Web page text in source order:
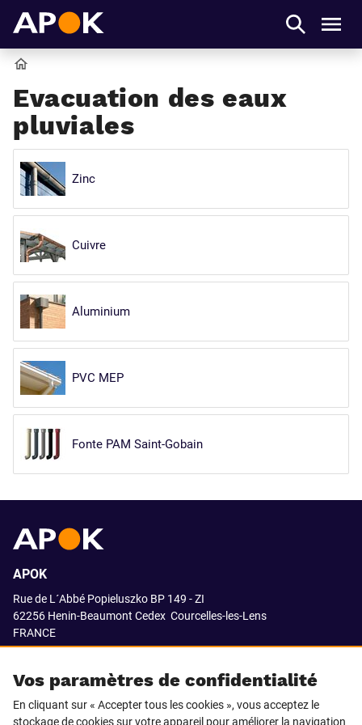
Evacuation des eaux
pluviales
Zinc
Cuivre
Aluminium
PVC MEP
Fonte PAM Saint-Gobain
Vos paramètres de confidentialité
En cliquant sur « Accepter tous les cookies », vous acceptez le
stockage de cookies sur votre appareil pour améliorer la navigation
APOK
Rue de L´Abbé Popieluszko BP 149 - ZI
62256 Henin-Beaumont Cedex Courcelles-les-Lens
FRANCE